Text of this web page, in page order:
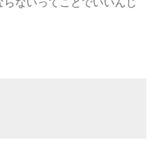
ないってことでいいんじ